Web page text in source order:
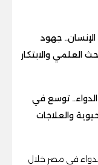
جهود
العلمي والابتكار
توسع في
والعلاجات
في مصر خلال